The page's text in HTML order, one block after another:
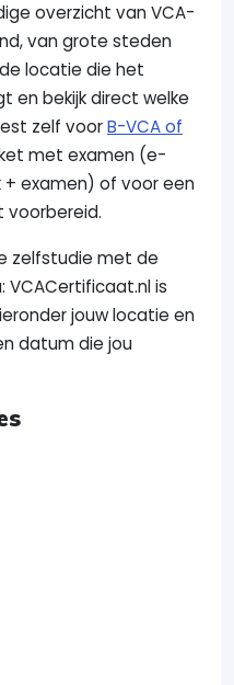
overzicht van VCA-
van grote steden
locatie die het
en bekijk direct welke
zelf voorB-VCA of
met examen (e-
+ examen) of voor een
voorbereid.
zelfstudie met de
VCACertificaat.nl is
jouw locatie en
datum die jou